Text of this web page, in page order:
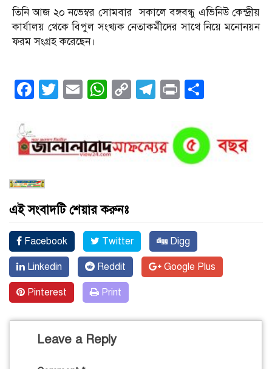
তিনি আজ ২০ নভেম্বর সোমবার সকালে বঙ্গবন্ধু এভিনিউ কেন্দ্রীয়
কার্যালয় থেকে বিপুল সংখ্যক নেতাকর্মীদের সাথে নিয়ে মনোনয়ন
ফরম সংগ্রহ করেছেন।
Facebook
Twitter
EmailWhatsApp
CopyTelegram
Print
এই সংবাদটি শেয়ার করুনঃ
Facebook Twitter Digg
Linkedin Reddit Google Plus
Pinterest Print
Leave a Reply